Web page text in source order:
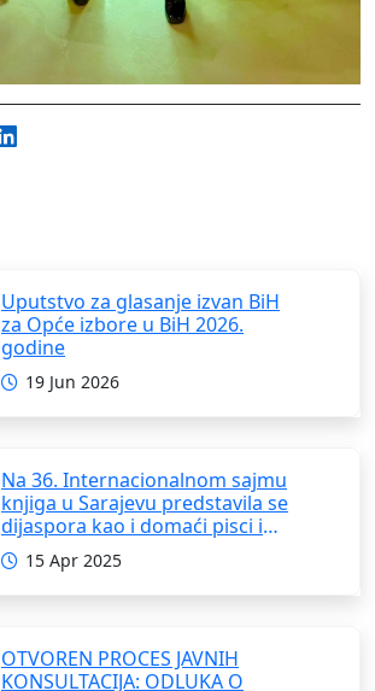
Uputstvo za glasanje izvan BiH
za Opće izbore u BiH 2026.
godine
19 Jun 2026
Na 36. Internacionalnom sajmu
knjiga u Sarajevu predstavila se
dijaspora kao i domaći pisci i
umjetnici
15 Apr 2025
OTVOREN PROCES JAVNIH
KONSULTACIJA: ODLUKA O